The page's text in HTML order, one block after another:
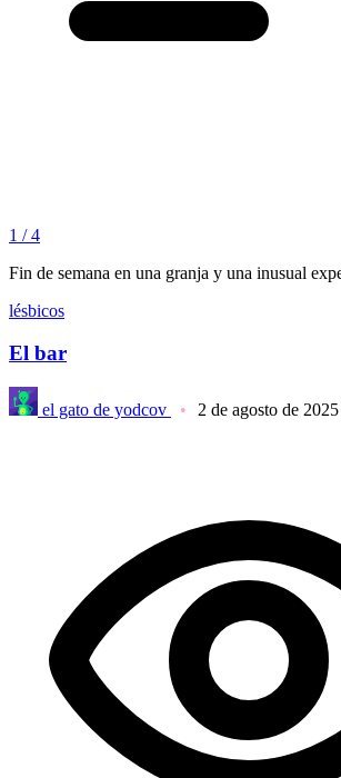
1 / 4
Fin de semana en una granja y una inusual
lésbicos
El bar
el gato de yodcov 2 de agosto de 2025